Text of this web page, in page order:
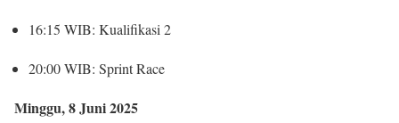
16:15 WIB: Kualifikasi 2
20:00 WIB: Sprint Race
Minggu, 8 Juni 2025